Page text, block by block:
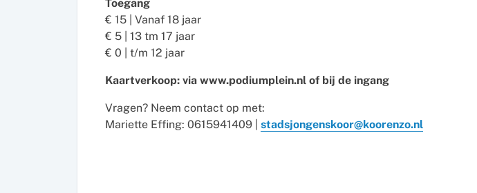
Toegang
€ 15 | Vanaf 18 jaar
€ 5 | 13 tm 17 jaar
€ 0 | t/m 12 jaar
Kaartverkoop: via www.podiumplein.nl of bij de ingang
Vragen? Neem contact op met:
Mariette Effing: 0615941409 | stadsjongenskoor@koorenzo.nl